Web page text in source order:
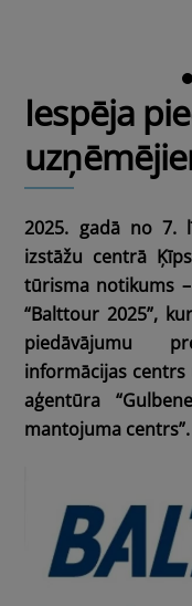
Iespēja
2025. gadā no 7.
izstāžu centrā
tūrisma notikums
“Balttour 2025”,
piedāvājumu
informācijas centrs
aģentūra
mantojuma centrs”.